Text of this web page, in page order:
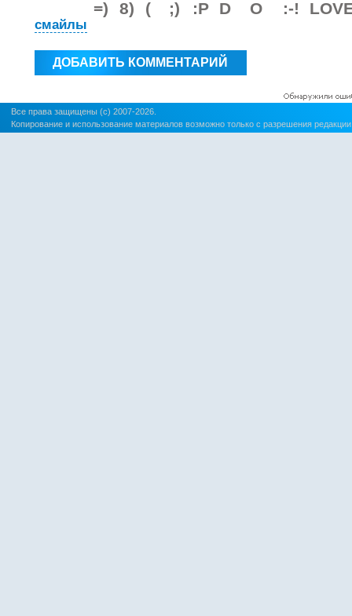
смайлы
Все права защищены (c) 2007-2026.
Копирование и использование материалов возможно только с разрешения